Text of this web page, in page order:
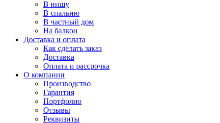
В нишу
В спальню
В частный дом
На балкон
Доставка и оплата
Как сделать заказ
Доставка
Оплата и рассрочка
О компании
Производство
Гарантия
Портфолио
Отзывы
Реквизиты